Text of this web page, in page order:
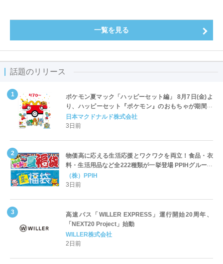
一覧を見る
話題のリリース
ポケモン夏マック「ハッピーセット編」 8月7日(金)よ
り、ハッピーセット『ポケモン』のおもちゃが期間限
定登場
日本マクドナルド株式会社
3日前
物価高に応える生活応援とワクワクを両立！食品・衣
料・生活用品など全222種類が一挙登場 PPIHグループ
「夏福袋」＆セール 8月6日(木)より順次スタート
（株）PPIH
3日前
高速バス「WILLER EXPRESS」運行開始20周年、
「NEXT20 Project」始動
WILLER株式会社
2日前